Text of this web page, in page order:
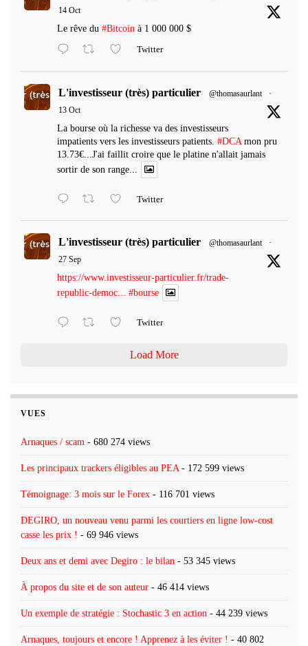
14 Oct
Le rêve du #Bitcoin à 1 000 000 $
Twitter
L'investisseur (très) particulier @thomasaurlant
·
13 Oct
La bourse où la richesse va des investisseurs
impatients vers les investisseurs patients. #DCA mon pru
13.73€...J'ai faillit croire que le platine n'allait jamais
sortir de son range...
Twitter
L'investisseur (très) particulier @thomasaurlant
·
27 Sep
https://www.investisseur-particulier.fr/trade-
republic-democ... #bourse
Twitter
Load More
VUES
Arnaques / scam - 680 274 views
Les principaux trackers éligibles au PEA- 172 599 views
Témoignage: 3 mois sur le Forex - 116 701 views
DEGIRO, un nouveau venu parmi les courtiers en ligne low-cost
casse les prix ! - 69 946 views
Deux ans et demi avec Degiro : le bilan - 53 345 views
À propos du site et de son auteur - 46 414 views
Un exemple de stratégie : Stochastic 3 en action - 44 239 views
Arnaques, toujours et encore ! Apprenez à les éviter ! - 40 802